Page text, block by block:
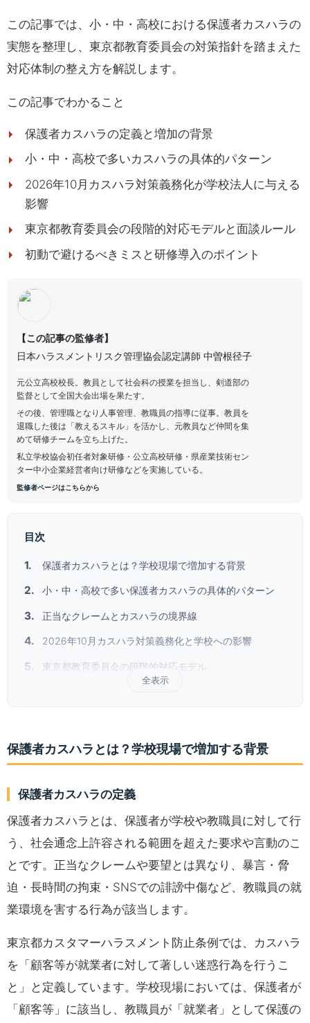
この記事では、小・中・高校における保護者カスハラの
実態を整理し、東京都教育委員会の対策指針を踏まえた
対応体制の整え方を解説します。
この記事でわかること
保護者カスハラの定義と増加の背景
小・中・高校で多いカスハラの具体的パターン
2026年10月カスハラ対策義務化が学校法人に与える
影響
東京都教育委員会の段階的対応モデルと面談ルール
初動で避けるべきミスと研修導入のポイント
【この記事の監修者】
日本ハラスメントリスク管理協会認定講師 中曽根径子
元公立高校校長。教員として社会科の授業を担当し、剣道部の
監督として全国大会出場を果たす。
その後、管理職となり人事管理、教職員の指導に従事。教員を
退職した後は「教えるスキル」を活かし、元教員など仲間を集
めて研修チームを立ち上げた。
私立学校協会初任者対象研修・公立高校研修・県産業技術セン
ター中小企業経営者向け研修などを実施している。
監修者ページはこちらから
目次
保護者カスハラとは？学校現場で増加する背景
小・中・高校で多い保護者カスハラの具体的パターン
正当なクレームとカスハラの境界線
2026年10月カスハラ対策義務化と学校への影響
東京都教育委員会の段階的対応モデル
全表示
保護者カスハラとは？学校現場で増加する背景
保護者カスハラの定義
保護者カスハラとは、保護者が学校や教職員に対して行
う、社会通念上許容される範囲を超えた要求や言動のこ
とです。正当なクレームや要望とは異なり、暴言・脅
迫・長時間の拘束・SNSでの誹謗中傷など、教職員の就
業環境を害する行為が該当します。
東京都カスタマーハラスメント防止条例では、カスハラ
を「顧客等が就業者に対して著しい迷惑行為を行うこ
と」と定義しています。学校現場においては、保護者が
「顧客等」に該当し、教職員が「就業者」として保護の